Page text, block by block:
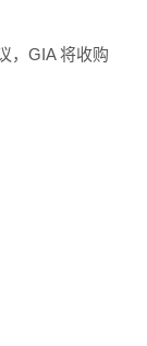
，GIA 将收购